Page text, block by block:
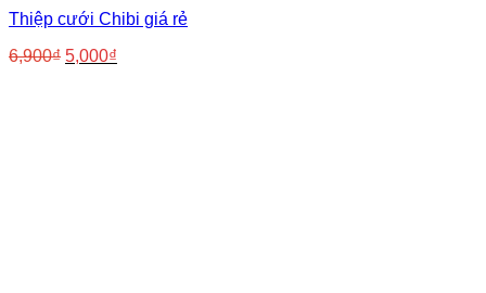
Thiệp cưới Chibi giá rẻ
6,900₫ Giá
5,000₫